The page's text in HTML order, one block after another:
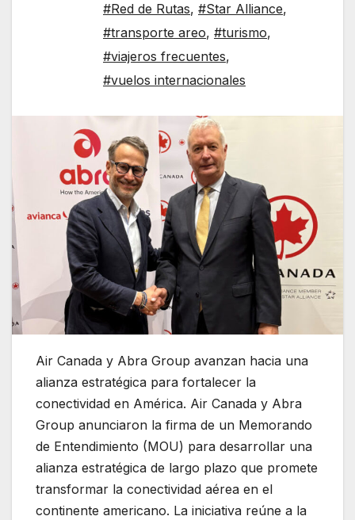
#Red de Rutas, #Star Alliance,
#transporte areo, #turismo,
#viajeros frecuentes,
#vuelos internacionales
Air Canada y Abra Group avanzan hacia una
alianza estratégica para fortalecer la
conectividad en América. Air Canada y Abra
Group anunciaron la firma de un Memorando
de Entendimiento (MOU) para desarrollar una
alianza estratégica de largo plazo que promete
transformar la conectividad aérea en el
continente americano. La iniciativa reúne a la